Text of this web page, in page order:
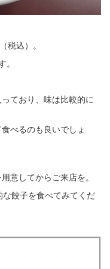
税込）。
ており、味は比較的に
べるのも良いでしょ
意してからご来店を。
餃子を食べてみてくだ